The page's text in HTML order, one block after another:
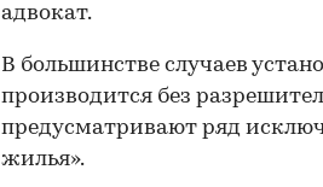
адвокат.
В большинстве случаев
производится без
предусматривают ряд
жилья».